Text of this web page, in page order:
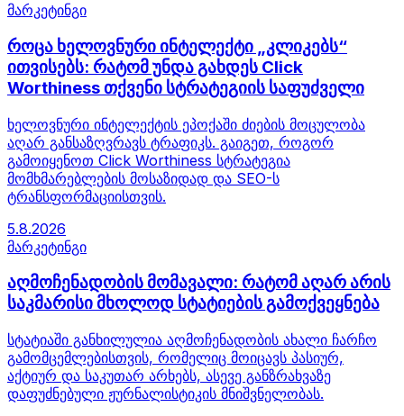
მარკეტინგი
როცა ხელოვნური ინტელექტი „კლიკებს“
ითვისებს: რატომ უნდა გახდეს Click
Worthiness თქვენი სტრატეგიის საფუძველი
ხელოვნური ინტელექტის ეპოქაში ძიების მოცულობა
აღარ განსაზღვრავს ტრაფიკს. გაიგეთ, როგორ
გამოიყენოთ Click Worthiness სტრატეგია
მომხმარებლების მოსაზიდად და SEO-ს
ტრანსფორმაციისთვის.
5.8.2026
მარკეტინგი
აღმოჩენადობის მომავალი: რატომ აღარ არის
საკმარისი მხოლოდ სტატიების გამოქვეყნება
სტატიაში განხილულია აღმოჩენადობის ახალი ჩარჩო
გამომცემლებისთვის, რომელიც მოიცავს პასიურ,
აქტიურ და საკუთარ არხებს, ასევე განზრახვაზე
დაფუძნებული ჟურნალისტიკის მნიშვნელობას.